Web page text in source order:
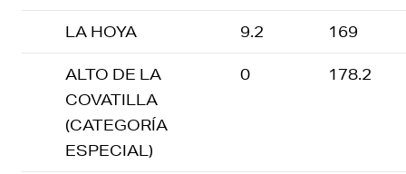
LA HOYA 9.2 169
ALTO DE LA
COVATILLA
(CATEGORÍA
ESPECIAL)
0 178.2